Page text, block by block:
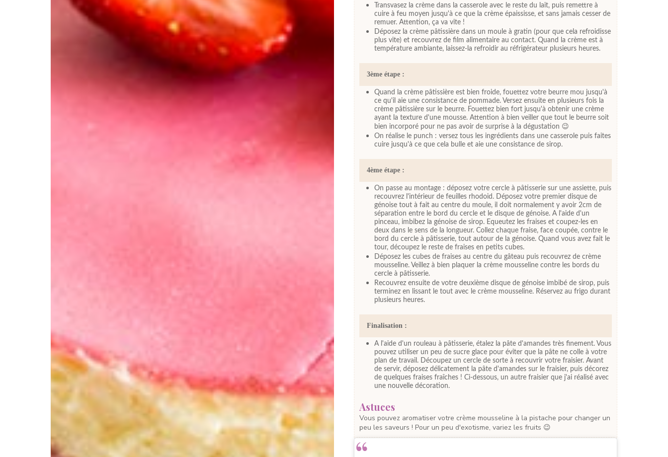
Transvasez la crème dans la casserole avec le reste du lait, puis remettre à
cuire à feu moyen jusqu'à ce que la crème épaississe, et sans jamais cesser de
remuer. Attention, ça va vite !
Déposez la crème pâtissière dans un moule à gratin (pour que cela refroidisse
plus vite) et recouvrez de film alimentaire au contact. Quand la crème est à
température ambiante, laissez-la refroidir au réfrigérateur plusieurs heures.
3ème étape :
Quand la crème pâtissière est bien froide, fouettez votre beurre mou jusqu'à
ce qu'il aie une consistance de pommade. Versez ensuite en plusieurs fois la
crème pâtissière sur le beurre. Fouettez bien fort jusqu'à obtenir une crème
ayant la texture d'une mousse. Attention à bien veiller que tout le beurre soit
bien incorporé pour ne pas avoir de surprise à la dégustation 😉
On réalise le punch : versez tous les ingrédients dans une casserole puis faites
cuire jusqu'à ce que cela bulle et aie une consistance de sirop.
4ème étape :
On passe au montage : déposez votre cercle à pâtisserie sur une assiette, puis
recouvrez l'intérieur de feuilles rhodoid. Déposez votre premier disque de
génoise tout à fait au centre du moule, il doit normalement y avoir 2cm de
séparation entre le bord du cercle et le disque de génoise. A l'aide d'un
pinceau, imbibez la génoise de sirop. Equeutez les fraises et coupez-les en
deux dans le sens de la longueur. Collez chaque fraise, face coupée, contre le
bord du cercle à pâtisserie, tout autour de la génoise. Quand vous avez fait le
tour, découpez le reste de fraises en petits cubes.
Déposez les cubes de fraises au centre du gâteau puis recouvrez de crème
mousseline. Veillez à bien plaquer la crème mousseline contre les bords du
cercle à pâtisserie.
Recouvrez ensuite de votre deuxième disque de génoise imbibé de sirop, puis
terminez en lissant le tout avec le crème mousseline. Réservez au frigo durant
plusieurs heures.
Finalisation :
A l'aide d'un rouleau à pâtisserie, étalez la pâte d'amandes très finement. Vous
pouvez utiliser un peu de sucre glace pour éviter que la pâte ne colle à votre
plan de travail. Découpez un cercle de sorte à recouvrir votre fraisier. Avant
de servir, déposez délicatement la pâte d'amandes sur le fraisier, puis décorez
de quelques fraises fraîches ! Ci-dessous, un autre fraisier que j'ai réalisé avec
une nouvelle décoration.
Astuces
Vous pouvez aromatiser votre crème mousseline à la pistache pour changer un
peu les saveurs ! Pour un peu d'exotisme, variez les fruits 😉